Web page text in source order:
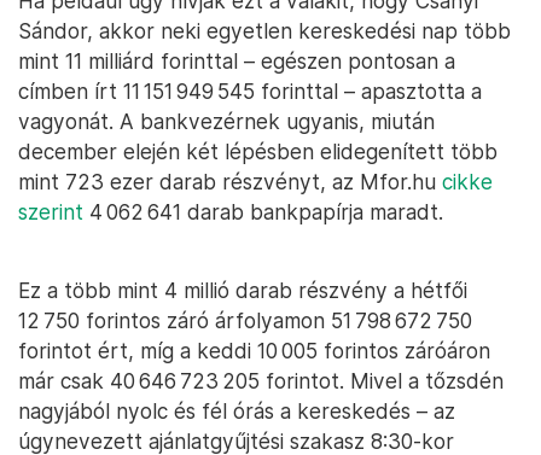
Sándor, akkor neki egyetlen kereskedési nap több
mint 11 milliárd forinttal – egészen pontosan a
címben írt 11 151 949 545 forinttal – apasztotta a
vagyonát. A bankvezérnek ugyanis, miután
december elején két lépésben elidegenített több
mint 723 ezer darab részvényt, az Mfor.hu cikke
szerint 4 062 641 darab bankpapírja maradt.
Ez a több mint 4 millió darab részvény a hétfői
12 750 forintos záró árfolyamon 51 798 672 750
forintot ért, míg a keddi 10 005 forintos záróáron
már csak 40 646 723 205 forintot. Mivel a tőzsdén
nagyjából nyolc és fél órás a kereskedés – az
úgynevezett ajánlatgyűjtési szakasz 8:30-kor